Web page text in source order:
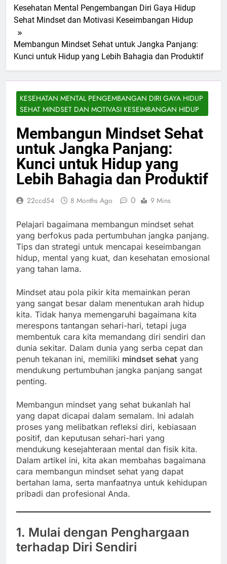
Kesehatan Mental Pengembangan Diri Gaya Hidup
Sehat Mindset dan Motivasi Keseimbangan Hidup
Membangun Mindset Sehat untuk Jangka Panjang:
Kunci untuk Hidup yang Lebih Bahagia dan Produktif
KESEHATAN MENTAL PENGEMBANGAN DIRI GAYA HIDUP
SEHAT MINDSET DAN MOTIVASI KESEIMBANGAN HIDUP
Membangun Mindset Sehat
untuk Jangka Panjang:
Kunci untuk Hidup yang
Lebih Bahagia dan Produktif
22ccd54 8 Months Ago 0 9 Mins
Pelajari bagaimana membangun mindset sehat
yang berfokus pada pertumbuhan jangka panjang.
Tips dan strategi untuk mencapai keseimbangan
hidup, mental yang kuat, dan kesehatan emosional
yang tahan lama.
Mindset atau pola pikir kita memainkan peran
yang sangat besar dalam menentukan arah hidup
kita. Tidak hanya memengaruhi bagaimana kita
merespons tantangan sehari-hari, tetapi juga
membentuk cara kita memandang diri sendiri dan
dunia sekitar. Dalam dunia yang serba cepat dan
penuh tekanan ini, memiliki mindset sehat yang
mendukung pertumbuhan jangka panjang sangat
penting.
Membangun mindset yang sehat bukanlah hal
yang dapat dicapai dalam semalam. Ini adalah
proses yang melibatkan refleksi diri, kebiasaan
positif, dan keputusan sehari-hari yang
mendukung kesejahteraan mental dan fisik kita.
Dalam artikel ini, kita akan membahas bagaimana
cara membangun mindset sehat yang dapat
bertahan lama, serta manfaatnya untuk kehidupan
pribadi dan profesional Anda.
1. Mulai dengan Penghargaan
terhadap Diri Sendiri